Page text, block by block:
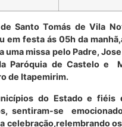
Santo Tomás de Vila
em festa ás 05h da
missa pelo Padre,
Paróquia de Castelo e
de Itapemirim.
do Estado e fiéis
sentiram-se
celebração,relembrando